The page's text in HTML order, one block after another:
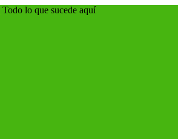
Todo lo que sucede aquí